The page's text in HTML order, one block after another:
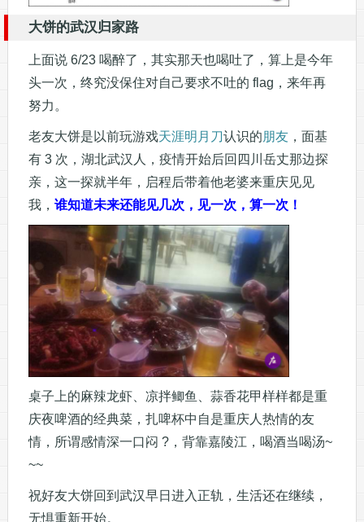
大饼的武汉归家路
上面说 6/23 喝醉了，其实那天也喝吐了，算上是今年
头一次，终究没保住对自己要求不吐的 flag，来年再
努力。
老友大饼是以前玩游戏天涯明月刀认识的朋友，面基
有 3 次，湖北武汉人，疫情开始后回四川岳丈那边探
亲，这一探就半年，启程后带着他老婆来重庆见见
我， 谁知道未来还能见几次，见一次，算一次！
桌子上的麻辣龙虾、凉拌鲫鱼、蒜香花甲样样都是重
庆夜啤酒的经典菜，扎啤杯中自是重庆人热情的友
情，所谓感情深一口闷 ?，背靠嘉陵江，喝酒当喝汤~
~~
祝好友大饼回到武汉早日进入正轨，生活还在继续，
无惧重新开始。